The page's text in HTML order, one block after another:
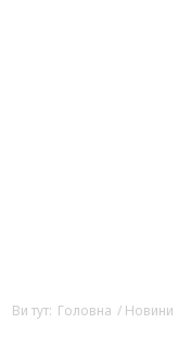
Ви тут: Головна / Новини